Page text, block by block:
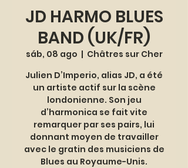
JD HARMO BLUES
BAND (UK/FR)
sáb, 08 ago
  |
Châtres sur Cher
Julien D’Imperio, alias JD, a été
un artiste actif sur la scène
londonienne. Son jeu
d’harmonica se fait vite
remarquer par ses pairs, lui
donnant moyen de travailler
avec le gratin des musiciens de
Blues au Royaume-Unis.